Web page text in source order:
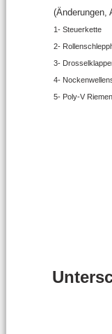
(Änderungen,
1- Steuerkette
2-
3-
4-
5- Poly-V Riemen